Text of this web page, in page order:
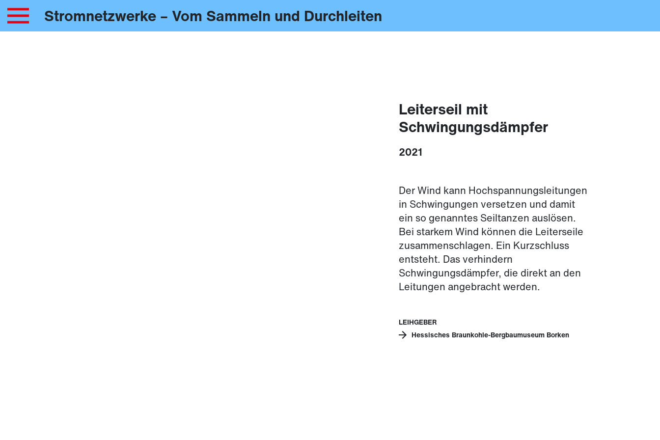
Stromnetzwerke – Vom Sammeln und Durchleiten
Leiterseil mit
Schwingungsdämpfer
2021
Der Wind kann Hochspannungsleitungen
in Schwingungen versetzen und damit
ein so genanntes Seiltanzen auslösen.
Bei starkem Wind können die Leiterseile
zusammenschlagen. Ein Kurzschluss
entsteht. Das verhindern
Schwingungsdämpfer, die direkt an den
Leitungen angebracht werden.
LEIHGEBER
Hessisches Braunkohle-Bergbaumuseum Borken